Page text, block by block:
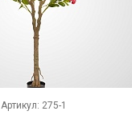
Артикул: 275-1